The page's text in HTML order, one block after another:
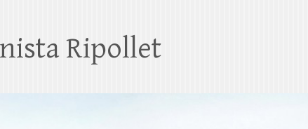
Ripollet